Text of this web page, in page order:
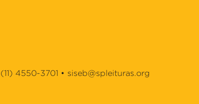
4550-3701 • siseb@spleituras.org